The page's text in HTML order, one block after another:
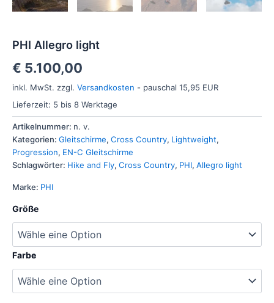
PHI Allegro light
€ 5.100,00
inkl. MwSt. zzgl. Versandkosten - pauschal 15,95 EUR
Lieferzeit: 5 bis 8 Werktage
Artikelnummer: n. v.
Kategorien: Gleitschirme, Cross Country, Lightweight,
Progression, EN-C Gleitschirme
Schlagwörter: Hike and Fly, Cross Country, PHI, Allegro light
Marke: PHI
Größe
Farbe